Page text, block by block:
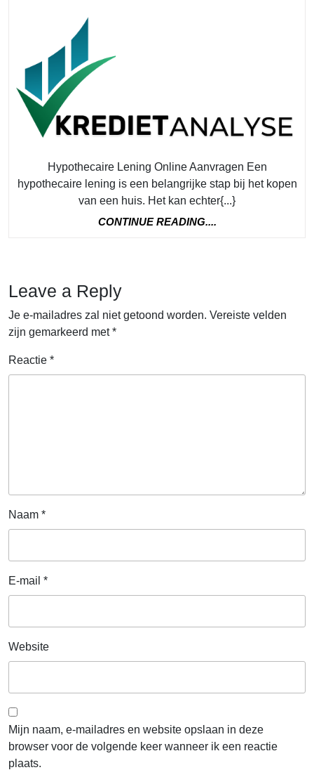
online
Hypothecaire Lening Online Aanvragen Een
hypothecaire lening is een belangrijke stap bij het kopen
van een huis. Het kan echter{...}
CONTINUE READING....
Leave a Reply
Je e-mailadres zal niet getoond worden. Vereiste velden
zijn gemarkeerd met*
Reactie *
Naam *
E-mail *
Website
Mijn naam, e-mailadres en website opslaan in deze
browser voor de volgende keer wanneer ik een reactie
plaats.